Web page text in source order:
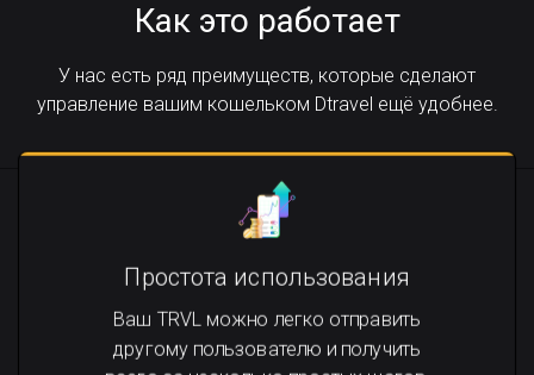
Как это работает
У нас есть ряд преимуществ, которые сделают
управление вашим кошельком Dtravel ещё удобнее.
Простота использования
Ваш TRVL можно легко отправить
другому пользователю и получить